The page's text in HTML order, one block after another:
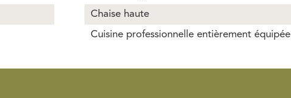
Chaise haute
Cuisine professionnelle entièrement équipée